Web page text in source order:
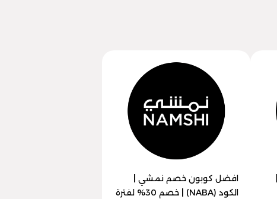
افضل كوبون خصم نمشي |
الكود (NABA) | خصم 30% لفترة